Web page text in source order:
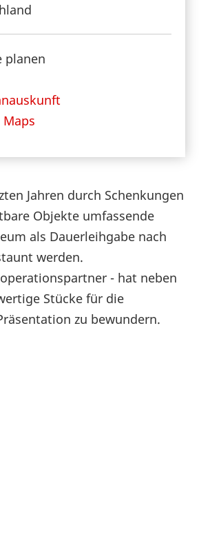
planen
Jahren durch Schenkungen
Objekte umfassende
als Dauerleihgabe nach
werden.
- hat neben
Stücke für die
zu bewundern.